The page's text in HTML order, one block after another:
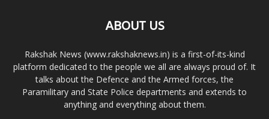
ABOUT US
Rakshak News (www.rakshaknews.in) is a first-of-its-kind
platform dedicated to the people we all are always proud of. It
talks about the Defence and the Armed forces, the
Paramilitary and State Police departments and extends to
anything and everything about them.